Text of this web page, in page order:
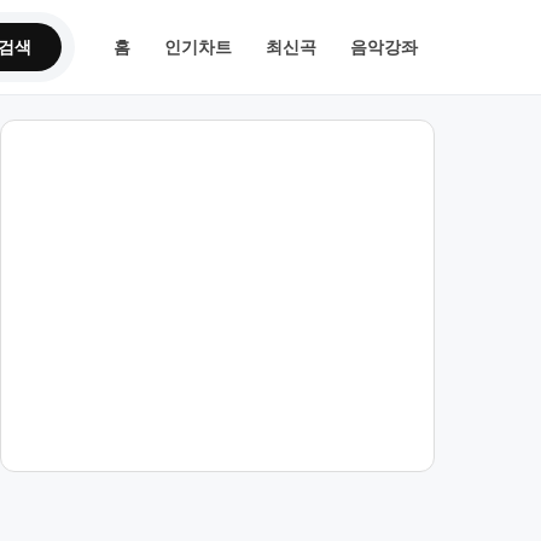
색 홈 인기차트 최신곡 음악강좌